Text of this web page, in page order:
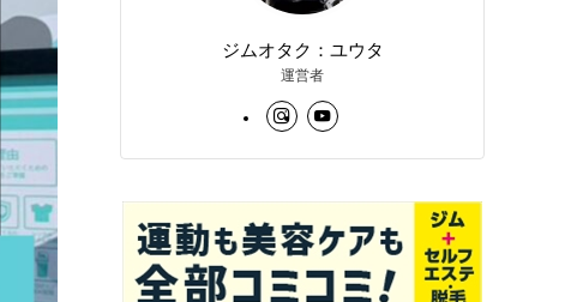
ジムオタク：ユウタ
運営者